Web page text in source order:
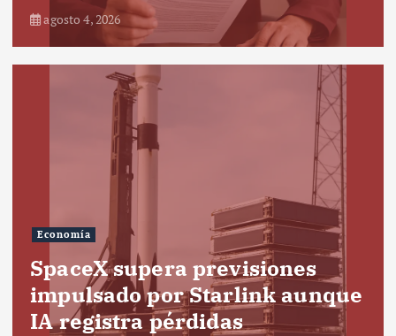
agosto 4, 2026
Economía
SpaceX supera previsiones
impulsado por Starlink aunque
IA registra pérdidas